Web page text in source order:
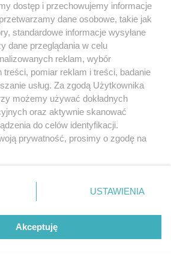
PRYWATNOŚCI HOSTING
RSS FACEBOOK KONTAKT
Nasze serwisy
Muzyka i kultura
Archiwum wydarzeń
Zdjęcia miasta
dostęp i przechowujemy informacje
dane osobowe, takie jak
standardowe informacje wysyłane
dane przeglądania w celu
reklam, wybór
treści, pomiar reklam i treści, badanie
usług. Za zgodą Użytkownika
możemy używać dokładnych
oraz aktywnie skanować
do celów identyfikacji.
prywatność, prosimy o zgodę na
dolnym rogu strony
. Niektóre
będą miały zastosowania tylko
USTAWIENIA
Akceptuję